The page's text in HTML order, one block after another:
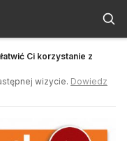
Ci korzystanie z
wizycie. Dowiedz